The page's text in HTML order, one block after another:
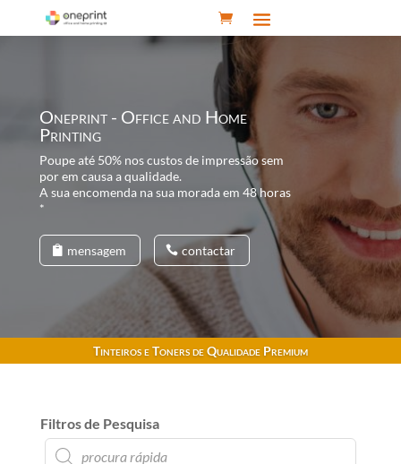
Oneprint - Office and Home
Printing
Poupe até 50% nos custos de impressão sem
por em causa a qualidade.
A sua encomenda na sua morada em 48 horas
*
mensagem contactar
Tinteiros e Toners de Qualidade Premium
Filtros de Pesquisa
Products
search